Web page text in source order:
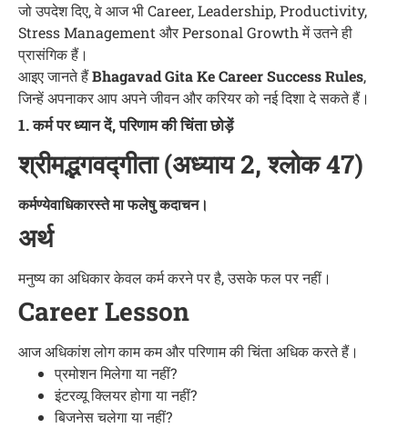
जो उपदेश दिए, वे आज भी Career, Leadership, Productivity,
Stress Management और Personal Growth में उतने ही
प्रासंगिक हैं।
आइए जानते हैंBhagavad Gita Ke Career Success Rules,
जिन्हें अपनाकर आप अपने जीवन और करियर को नई दिशा दे सकते हैं।
1. कर्म पर ध्यान दें, परिणाम की चिंता छोड़ें
श्रीमद्भगवद्गीता (अध्याय 2, श्लोक 47)
कर्मण्येवाधिकारस्ते मा फलेषु कदाचन।
अर्थ
मनुष्य का अधिकार केवल कर्म करने पर है, उसके फल पर नहीं।
Career Lesson
आज अधिकांश लोग काम कम और परिणाम की चिंता अधिक करते हैं।
प्रमोशन मिलेगा या नहीं?
इंटरव्यू क्लियर होगा या नहीं?
बिजनेस चलेगा या नहीं?